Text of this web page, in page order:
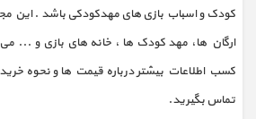
کودک و اسباب بازی های مهدکودکی باشد . این
ارگان ها، مهد کودک ها ، خانه های بازی و ...
کسب اطلاعات بیشتر درباره قیمت ها و نحوه خرید
تماس بگیرید.